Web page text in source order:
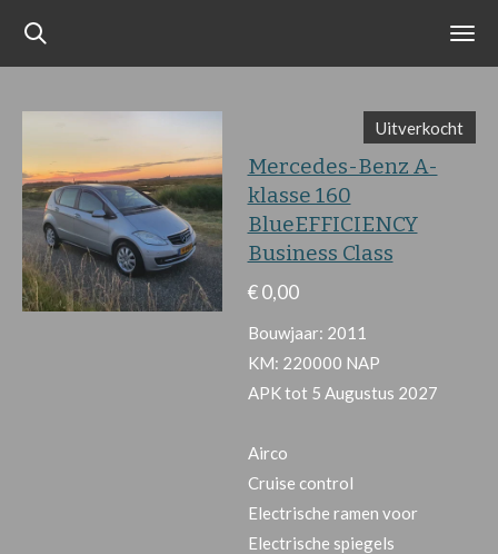
Ga
de
Uitverkocht
Mercedes-Benz A-
klasse 160
BlueEFFICIENCY
Business Class
€ 0,00
Bouwjaar: 2011
KM: 220000 NAP
APK tot 5 Augustus 2027
Airco
Cruise control
Electrische ramen voor
Electrische spiegels